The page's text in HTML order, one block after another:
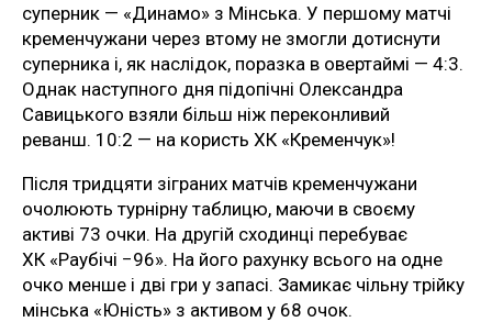
суперник — «Динамо» з Мінська. У першому матчі
кременчужани через втому не змогли дотиснути
суперника і, як наслідок, поразка в овертаймі — 4:3.
Однак наступного дня підопічні Олександра
Савицького взяли більш ніж переконливий
реванш. 10:2 — на користь ХК «Кременчук»!
Після тридцяти зіграних матчів кременчужани
очолюють турнірну таблицю, маючи в своєму
активі 73 очки. На другій сходинці перебуває
ХК «Раубічі −96». На його рахунку всього на одне
очко менше і дві гри у запасі. Замикає чільну трійку
мінська «Юність» з активом у 68 очок.